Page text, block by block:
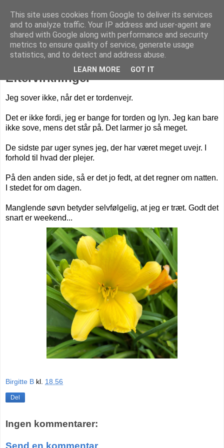
Livet på Vestegnen
Eftervirkninger
Jeg sover ikke, når det er tordenvejr.
Det er ikke fordi, jeg er bange for torden og lyn. Jeg kan bare
ikke sove, mens det står på. Det larmer jo så meget.
De sidste par uger synes jeg, der har været meget uvejr. I
forhold til hvad der plejer.
På den anden side, så er det jo fedt, at det regner om natten.
I stedet for om dagen.
Manglende søvn betyder selvfølgelig, at jeg er træt. Godt det
snart er weekend...
Birgitte B kl. 18.56
Del
Ingen kommentarer:
Send en kommentar
This site uses cookies from Google to deliver its services
and to analyze traffic. Your IP address and user-agent are
shared with Google along with performance and security
metrics to ensure quality of service, generate usage
statistics, and to detect and address abuse.
LEARN MORE GOT IT